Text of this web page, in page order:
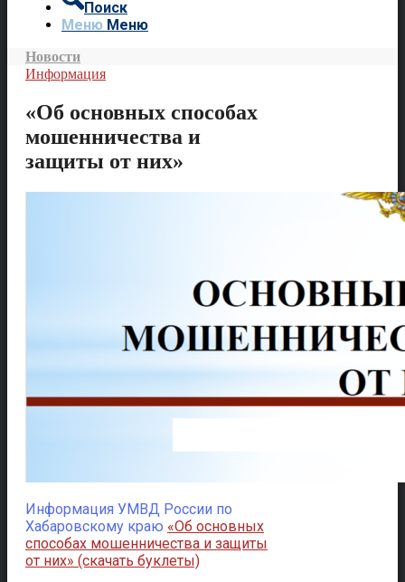
Поиск
Меню Меню
Новости
Информация
«Об основных способах
мошенничества и
защиты от них»
Информация УМВД России по
Хабаровскому краю «Об основных
способах мошенничества и защиты
от них» (скачать буклеты)